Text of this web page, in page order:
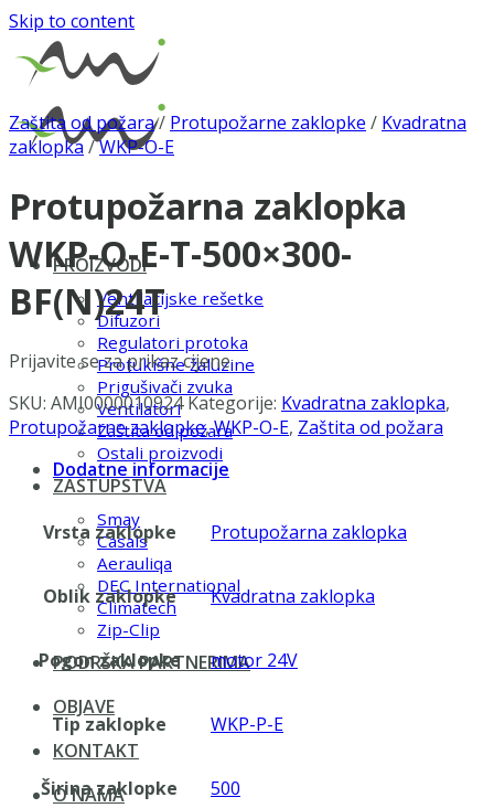
Skip to content
PROIZVODI
Ventilacijske rešetke
Difuzori
Regulatori protoka
Protukišne žaluzine
Prigušivači zvuka
Ventilatori
Zaštita od požara
Ostali proizvodi
ZASTUPSTVA
Smay
Casals
Aerauliqa
DEC International
Climatech
Zip-Clip
PODRŠKA PARTNERIMA
OBJAVE
KONTAKT
O NAMA
Zaštita od požara/ Protupožarne zaklopke / Kvadratna
zaklopka /WKP-O-E
Protupožarna zaklopka
WKP-O-E-T-500×300-
BF(N)24T
Prijavite se za prikaz cijene
SKU: AMI0000010924Kategorije: Kvadratna zaklopka,
Protupožarne zaklopke,WKP-O-E, Zaštita od požara
Dodatne informacije
Vrsta zaklopke Protupožarna zaklopka
Oblik zaklopke Kvadratna zaklopka
Pogon zaklopke motor 24V
Tip zaklopke WKP-P-E
Širina zaklopke 500